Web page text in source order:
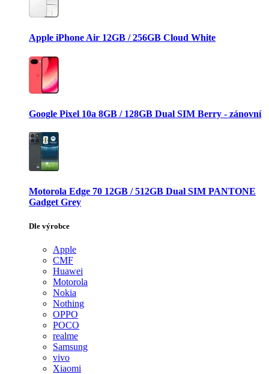
Apple iPhone Air 12GB / 256GB Cloud White
Google Pixel 10a 8GB / 128GB Dual SIM Berry - zánovní
Motorola Edge 70 12GB / 512GB Dual SIM PANTONE
Gadget Grey
Dle výrobce
Apple
CMF
Huawei
Motorola
Nokia
Nothing
OPPO
POCO
realme
Samsung
vivo
Xiaomi